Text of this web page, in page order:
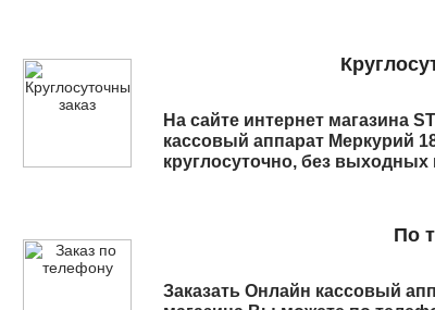
На сайте интернет магазина
кассовый аппарат Меркурий
круглосуточно, без выходных
По
Заказать Онлайн кассовый